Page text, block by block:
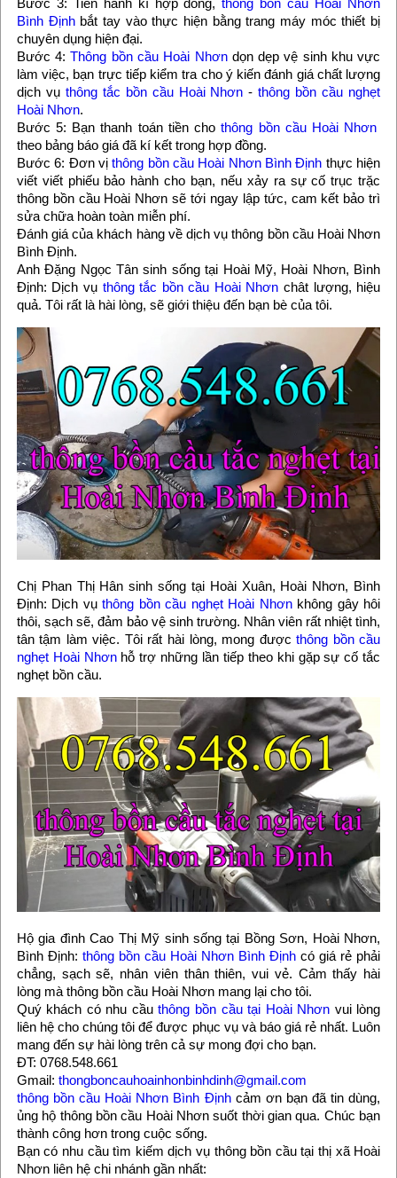
Bước 3: Tiến hành kí hợp đồng,thông bồn cầu Hoài Nhơn
Bình Địnhbắt tay vào thực hiện bằng trang máy móc thiết bị
chuyên dụng hiện đại.
Bước 4:Thông bồn cầu Hoài Nhơndọn dẹp vệ sinh khu vực
làm việc, bạn trực tiếp kiểm tra cho ý kiến đánh giá chất lượng
dịch vụ thông tắc bồn cầu Hoài Nhơn -thông bồn cầu nghẹt
Hoài Nhơn.
Bước 5: Bạn thanh toán tiền chothông bồn cầu Hoài Nhơn
theo bảng báo giá đã kí kết trong hợp đồng.
Bước 6: Đơn vịthông bồn cầu Hoài Nhơn Bình Định thực hiện
viết viết phiếu bảo hành cho bạn, nếu xảy ra sự cố trục trặc
thông bồn cầu Hoài Nhơn sẽ tới ngay lập tức, cam kết bảo trì
sửa chữa hoàn toàn miễn phí.
Đánh giá của khách hàng về dịch vụ thông bồn cầu Hoài Nhơn
Bình Định.
Anh Đặng Ngọc Tân sinh sống tại Hoài Mỹ, Hoài Nhơn, Bình
Định: Dịch vụ thông tắc bồn cầu Hoài Nhơn chât lượng, hiệu
quả. Tôi rất là hài lòng, sẽ giới thiệu đến bạn bè của tôi.
Chị Phan Thị Hân sinh sống tại Hoài Xuân, Hoài Nhơn, Bình
Định: Dịch vụthông bồn cầu nghẹt Hoài Nhơnkhông gây hôi
thôi, sạch sẽ, đảm bảo vệ sinh trường. Nhân viên rất nhiệt tình,
tân tậm làm việc. Tôi rất hài lòng, mong đượcthông bồn cầu
nghẹt Hoài Nhơnhỗ trợ những lần tiếp theo khi gặp sự cố tắc
nghẹt bồn cầu.
Hộ gia đình Cao Thị Mỹ sinh sống tại Bồng Sơn, Hoài Nhơn,
Bình Định: thông bồn cầu Hoài Nhơn Bình Định có giá rẻ phải
chẳng, sạch sẽ, nhân viên thân thiên, vui vẻ. Cảm thấy hài
lòng mà thông bồn cầu Hoài Nhơn mang lại cho tôi.
Quý khách có nhu cầuthông bồn cầu tại Hoài Nhơn vui lòng
liên hệ cho chúng tôi để được phục vụ và báo giá rẻ nhất. Luôn
mang đến sự hài lòng trên cả sự mong đợi cho bạn.
ĐT: 0768.548.661
Gmail: thongboncauhoainhonbinhdinh@gmail.com
thông bồn cầu Hoài Nhơn Bình Địnhcảm ơn bạn đã tin dùng,
ủng hộ thông bồn cầu Hoài Nhơn suốt thời gian qua. Chúc bạn
thành công hơn trong cuộc sống.
Bạn có nhu cầu tìm kiếm dịch vụ thông bồn cầu tại thị xã Hoài
Nhơn liên hệ chi nhánh gần nhất: